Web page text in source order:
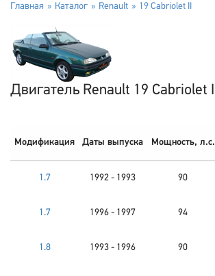
Главная Каталог Renault 19 Cabriolet II
Двигатель Renault 19 Cabriolet
Модификация Даты выпуска Мощность, л.с.
1.7 1992 - 1993 90
1.7 1996 - 1997 94
1.8 1993 - 1996 90